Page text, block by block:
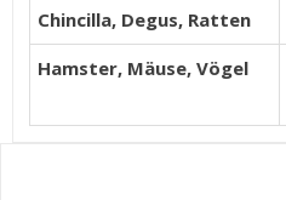
Chincilla, Degus, Ratten
Hamster, Mäuse, Vögel